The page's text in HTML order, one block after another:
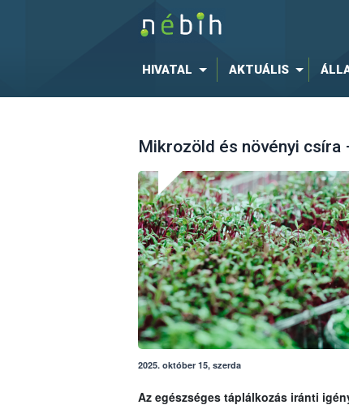
HIVATAL AKTUÁLIS
Mikrozöld és növényi
2025. október 15, szerda
Az egészséges táplálkozás iránti